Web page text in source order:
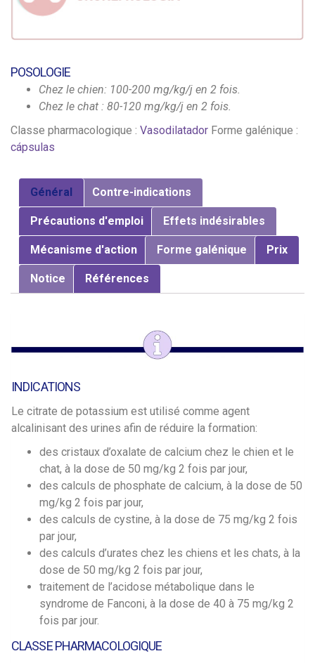
POSOLOGIE
Chez le chien: 100-200 mg/kg/j en 2 fois.
Chez le chat : 80-120 mg/kg/j en 2 fois.
Classe pharmacologique : Vasodilatador Forme galénique :
cápsulas
Général Contre-indications
Précautions d'emploi Effets indésirables
Mécanisme d'action Forme galénique Prix
Notice Références
INDICATIONS
Le citrate de potassium est utilisé comme agent
alcalinisant des urines afin de réduire la formation:
des cristaux d’oxalate de calcium chez le chien et le
chat, à la dose de 50 mg/kg 2 fois par jour,
des calculs de phosphate de calcium, à la dose de 50
mg/kg 2 fois par jour,
des calculs de cystine, à la dose de 75 mg/kg 2 fois
par jour,
des calculs d’urates chez les chiens et les chats, à la
dose de 50 mg/kg 2 fois par jour,
traitement de l’acidose métabolique dans le
syndrome de Fanconi, à la dose de 40 à 75 mg/kg 2
fois par jour.
CLASSE PHARMACOLOGIQUE